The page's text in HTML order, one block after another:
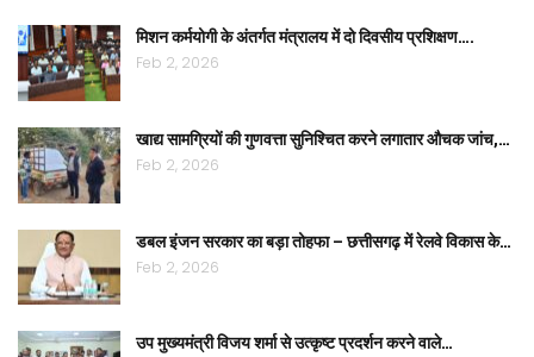
मिशन कर्मयोगी के अंतर्गत मंत्रालय में दो दिवसीय प्रशिक्षण….
Feb 2, 2026
खाद्य सामग्रियों की गुणवत्ता सुनिश्चित करने लगातार औचक जांच,…
Feb 2, 2026
डबल इंजन सरकार का बड़ा तोहफा – छत्तीसगढ़ में रेलवे विकास के…
Feb 2, 2026
उप मुख्यमंत्री विजय शर्मा से उत्कृष्ट प्रदर्शन करने वाले…